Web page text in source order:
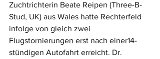
Zuchtrichterin Beate Reipen (Three-B-
Stud, UK) aus Wales hatte Rechterfeld
infolge von gleich zwei
Flugstornierungen erst nach einer14-
stündigen Autofahrt erreicht. Dr.